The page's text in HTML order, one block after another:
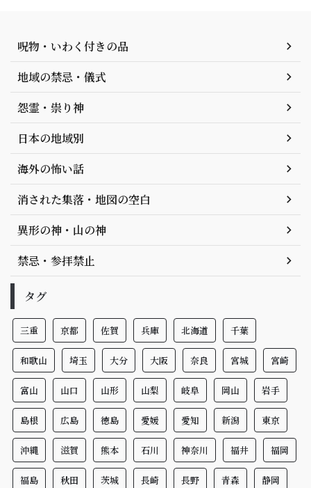
呪物・いわく付きの品
地域の禁忌・儀式
怨霊・祟り神
日本の地域別
海外の怖い話
消された集落・地図の空白
異形の神・山の神
禁忌・参拝禁止
タグ
三重 京都 佐賀 兵庫 北海道 千葉
和歌山 埼玉 大分 大阪 奈良 宮城 宮崎
富山 山口 山形 山梨 岐阜 岡山 岩手
島根 広島 徳島 愛媛 愛知 新潟 東京
沖縄 滋賀 熊本 石川 神奈川 福井 福岡
福島 秋田 茨城 長崎 長野 青森 静岡